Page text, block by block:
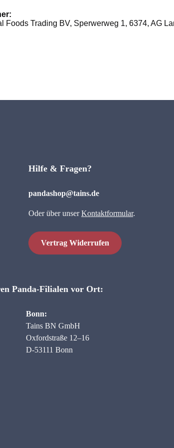
Foods Trading BV, Sperwerweg 1, 6374, AG
Panda-Filialen vor Ort:
Bonn:
Tains BN GmbH
Oxfordstraße 12–16
D-53111 Bonn
Hilfe & Fragen?
pandashop@tains.de
Oder über unserKontaktformular.
Vertrag Widerrufen